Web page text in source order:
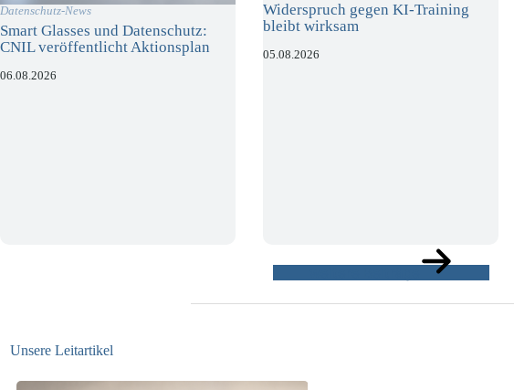
Datenschutz-News
Smart Glasses und Datenschutz:
CNIL veröffentlicht Aktionsplan
06.08.2026
Widerspruch gegen KI-Training
bleibt wirksam
05.08.2026
Unsere Leitartikel